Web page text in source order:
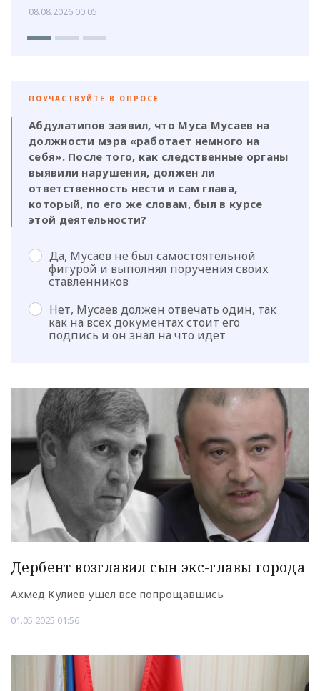
Дербент возглавил сын экс-главы города
Ахмед Кулиев ушел все попрощавшись
01.05.2025 01:56
08.08.2026 00:05
ПОУЧАСТВУЙТЕ В ОПРОСЕ
Абдулатипов заявил, что Муса Мусаев на
должности мэра «работает немного на
себя». После того, как следственные органы
выявили нарушения, должен ли
ответственность нести и сам глава,
который, по его же словам, был в курсе
этой деятельности?
Да, Мусаев не был самостоятельной
фигурой и выполнял поручения своих
ставленников
Нет, Мусаев должен отвечать один, так
как на всех документах стоит его
подпись и он знал на что идет